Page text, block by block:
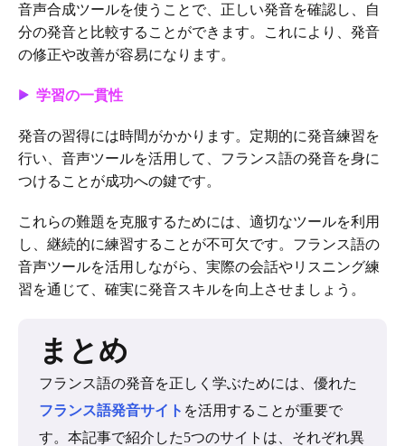
音声合成ツールを使うことで、正しい発音を確認し、自
分の発音と比較することができます。これにより、発音
の修正や改善が容易になります。
学習の一貫性
発音の習得には時間がかかります。定期的に発音練習を
行い、音声ツールを活用して、フランス語の発音を身に
つけることが成功への鍵です。
これらの難題を克服するためには、適切なツールを利用
し、継続的に練習することが不可欠です。フランス語の
音声ツールを活用しながら、実際の会話やリスニング練
習を通じて、確実に発音スキルを向上させましょう。
まとめ
フランス語の発音を正しく学ぶためには、優れた
フランス語発音サイト を活用することが重要で
す。本記事で紹介した5つのサイトは、それぞれ異